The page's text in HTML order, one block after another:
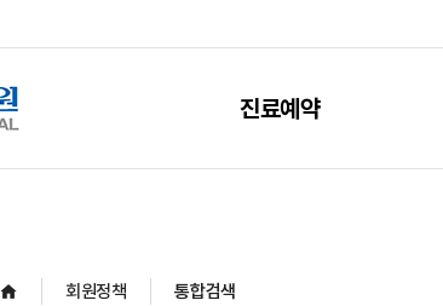
진료예약
회원정책 통합검색